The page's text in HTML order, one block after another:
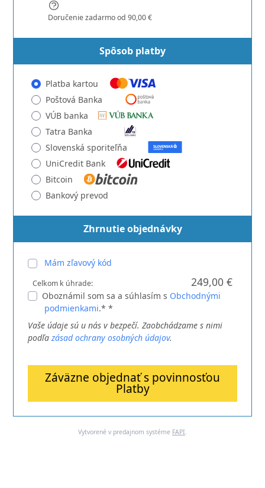
Doručenie zadarmo od 90,00 €
Spôsob platby
Platba kartou
Poštová Banka
VÚB banka
Tatra Banka
Slovenská sporiteľňa
UniCredit Bank
Bitcoin
Bankový prevod
Zhrnutie objednávky
Mám zľavový kód
Celkom k úhrade: 249,00 €
Oboznámil som sa a súhlasím s Obchodnými
podmienkami.* *
Vaše údaje sú u nás v bezpečí. Zaobchádzame s nimi
podľazásad ochrany osobných údajov.
Záväzne objednať s povinnosťou
Platby
Vytvorené v predajnom systéme FAPI.